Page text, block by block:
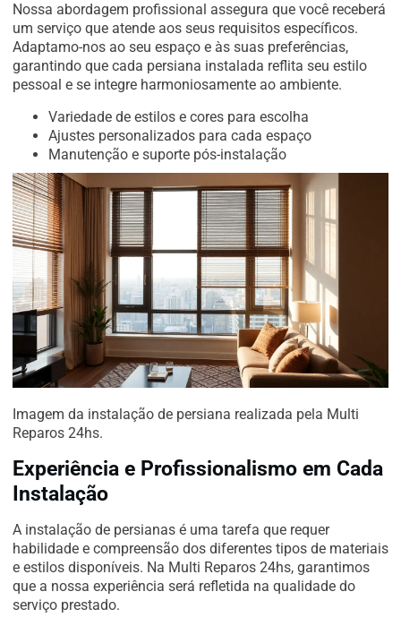
Nossa abordagem profissional assegura que você receberá
um serviço que atende aos seus requisitos específicos.
Adaptamo-nos ao seu espaço e às suas preferências,
garantindo que cada persiana instalada reflita seu estilo
pessoal e se integre harmoniosamente ao ambiente.
Variedade de estilos e cores para escolha
Ajustes personalizados para cada espaço
Manutenção e suporte pós-instalação
Imagem da instalação de persiana realizada pela Multi
Reparos 24hs.
Experiência e Profissionalismo em Cada
Instalação
A instalação de persianas é uma tarefa que requer
habilidade e compreensão dos diferentes tipos de materiais
e estilos disponíveis. Na Multi Reparos 24hs, garantimos
que a nossa experiência será refletida na qualidade do
serviço prestado.